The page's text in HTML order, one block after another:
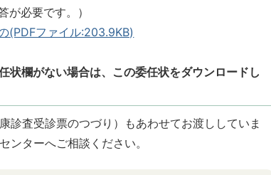
が必要です。）
(PDFファイル:203.9KB)
状欄がない場合は、この委任状をダウンロードし
診査受診票のつづり）もあわせてお渡ししていま
ンターへご相談ください。